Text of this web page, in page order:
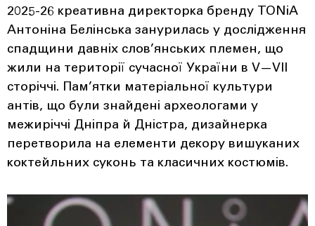
2025-26 креативна директорка бренду TONiA
Антоніна Белінська занурилась у дослідження
спадщини давніх слов’янських племен, що
жили на території сучасної України в V—VII
сторіччі. Пам’ятки матеріальної культури
антів, що були знайдені археологами у
межиріччі Дніпра й Дністра, дизайнерка
перетворила на елементи декору вишуканих
коктейльних суконь та класичних костюмів.